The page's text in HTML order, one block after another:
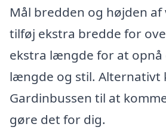
Mål bredden og højden
tilføj ekstra bredde for
ekstra længde for at opnå
længde og stil. Alternativt
Gardinbussen til at
gøre det for dig.